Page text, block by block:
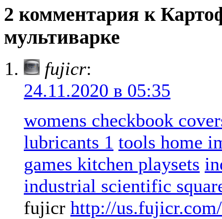
2 комментария к
мультиварке
fujicr:
24.11.2020 в 05:35
womens checkbook
lubricants 1 tools home
games kitchen playsets
industrial scientific
fujicr http://us.fujicr.com/